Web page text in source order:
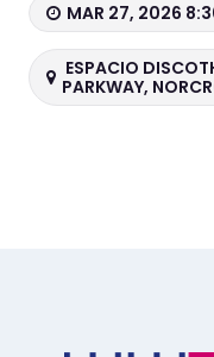
MAR 27, 2026
ESPACIO
PARKWAY,